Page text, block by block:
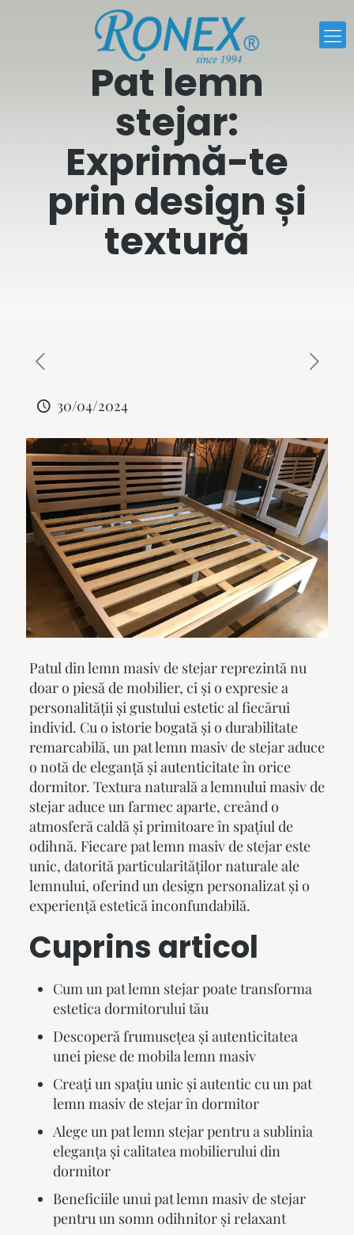
Pat lemn
stejar:
Exprimă-te
prin design și
textură
30/04/2024
Patul din lemn masiv de stejar reprezintă nu
doar o piesă de mobilier, ci și o expresie a
personalității și gustului estetic al fiecărui
individ. Cu o istorie bogată și o durabilitate
remarcabilă, un pat lemn masivde stejar aduce
o notă de eleganță și autenticitate în orice
dormitor. Textura naturală a lemnului masiv de
stejar aduce un farmec aparte, creând o
atmosferă caldă și primitoare în spațiul de
odihnă. Fiecarepat lemn masivde stejar este
unic, datorită particularităților naturale ale
lemnului, oferind un design personalizat și o
experiență estetică inconfundabilă.
Cuprins articol
Cum un pat lemn stejar poate transforma
estetica dormitorului tău
Descoperă frumusețea și autenticitatea
unei piese de mobila lemn masiv
Creați un spațiu unic și autentic cu un pat
lemn masiv de stejar în dormitor
Alege un pat lemn stejar pentru a sublinia
eleganța și calitatea mobilierului din
dormitor
Beneficiile unui pat lemn masiv de stejar
pentru un somn odihnitor și relaxant